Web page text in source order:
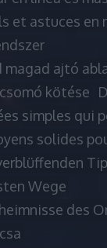
et astuces en
magad ajtó
kötése
simples qui
solides
Wege
des